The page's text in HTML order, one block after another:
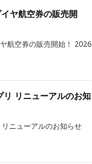
ヤ航空券の販売開
航空券の販売開始！ 2026
リニューアルのお知
ニューアルのお知らせ